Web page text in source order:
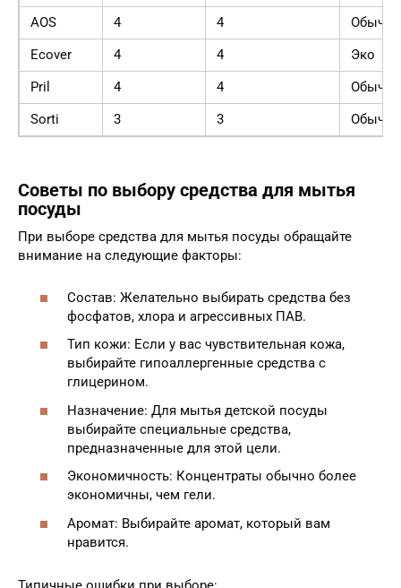
AOS 4 4
Ecover
4 4
Эко
Pril
4 4
Sorti
3 3
Советы по выбору средства для мытья
посуды
При выборе средства для мытья посуды обращайте
внимание на следующие факторы:
Состав: Желательно выбирать средства без
фосфатов, хлора и агрессивных ПАВ.
Тип кожи: Если у вас чувствительная кожа,
выбирайте гипоаллергенные средства с
глицерином.
Назначение: Для мытья детской посуды
выбирайте специальные средства,
предназначенные для этой цели.
Экономичность: Концентраты обычно более
экономичны, чем гели.
Аромат: Выбирайте аромат, который вам
нравится.